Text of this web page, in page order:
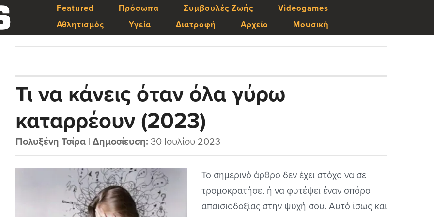
Featured Πρόσωπα Συμβουλές Ζωής
Videogames
Αθλητισμός
Υγεία Διατροφή Αρχείο Μουσική
Τι να κάνεις όταν όλα γύρω
καταρρέουν (2023)
Πολυξένη Τσίρα |Δημοσίευση: 30 Ιουλίου 2023
Το σημερινό άρθρο δεν έχει στόχο να σε
τρομοκρατήσει ή να φυτέψει έναν σπόρο
απαισιοδοξίας στην ψυχή σου. Αυτό ίσως και